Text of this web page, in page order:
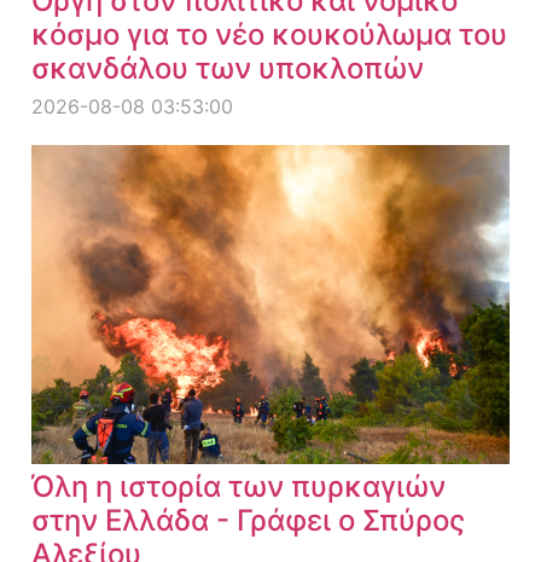
κόσμο για το νέο κουκούλωμα του
σκανδάλου των υποκλοπών
2026-08-08 03:53:00
Όλη η ιστορία των πυρκαγιών
στην Ελλάδα - Γράφει ο Σπύρος
Αλεξίου